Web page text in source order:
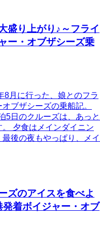
盛り上がり♪～フライ
ー・オブザシーズ乗
8月に行った、娘とのフラ
ブザシーズの乗船記。
5日のクルーズは、あっと
夕食はメインダイニン
後の夜もやっぱり、メイ
ズのアイスを食べよ
着ボイジャー・オブ